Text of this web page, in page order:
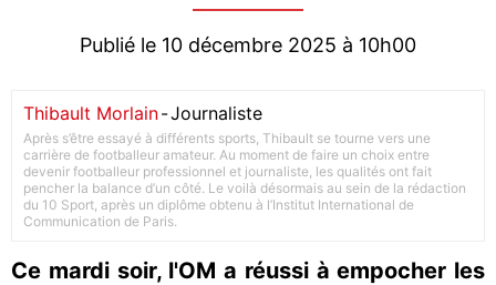
Publié le 10 décembre 2025 à 10h00
Thibault Morlain-Journaliste
Après s’être essayé à différents sports, Thibault se tourne vers une
carrière de footballeur amateur. Au moment de faire un choix entre
devenir footballeur professionnel et journaliste, les qualités ont fait
pencher la balance d’un côté. Le voilà désormais au sein de la rédaction
du 10 Sport, après un diplôme obtenu à l’Institut International de
Communication de Paris.
Ce mardi soir, l'OM a réussi à empocher les